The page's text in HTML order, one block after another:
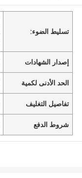
تسليط الضوء:
إصدار الشهادات
الحد الأدنى لكمية
تفاصيل التغليف
شروط الدفع